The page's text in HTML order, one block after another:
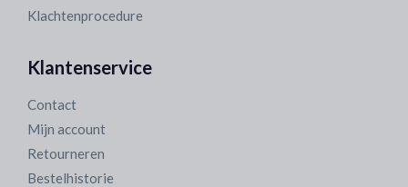
Klachtenprocedure
Klantenservice
Contact
Mijn account
Retourneren
Bestelhistorie